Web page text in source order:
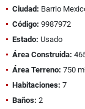
Ciudad: Barrio
Código: 9987972
Estado: Usado
Área Construida:
Área Terreno: 750
Habitaciones: 7
Baños: 2